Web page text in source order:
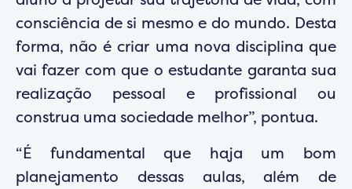
consciência de si mesmo e do mundo. Desta
forma, não é criar uma nova disciplina que
vai fazer com que o estudante garanta sua
realização pessoal e profissional ou
construa uma sociedade melhor”, pontua.
“É fundamental que haja um bom
planejamento dessas aulas, além de